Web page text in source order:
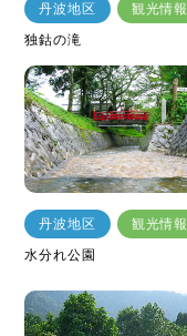
丹波地区
観光情報
独鈷の滝
丹波地区
観光情報
水分れ公園